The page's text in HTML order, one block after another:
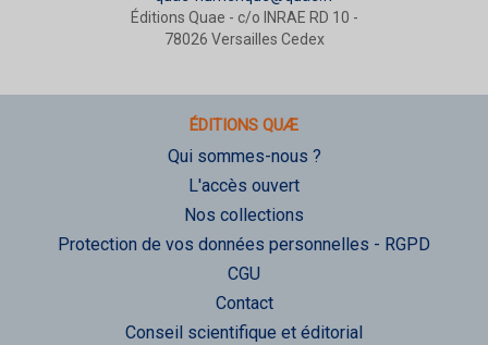
Éditions Quae - c/o INRAE RD 10 -
78026 Versailles Cedex
ÉDITIONS QUÆ
Qui sommes-nous ?
L'accès ouvert
Nos collections
Protection de vos données personnelles - RGPD
CGU
Contact
Conseil scientifique et éditorial